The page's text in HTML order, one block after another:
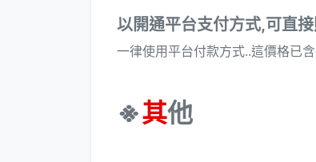
以開通平台支付方式,可直
一律使用平台付款方式..這價格已
※其他